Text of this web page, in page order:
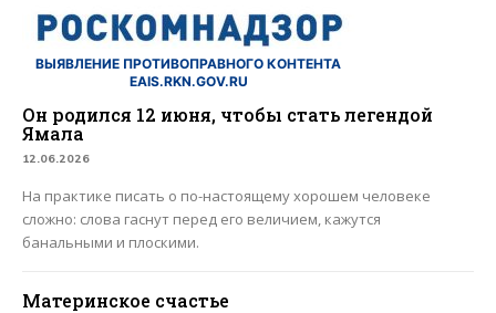
ВЫЯВЛЕНИЕ ПРОТИВОПРАВНОГО КОНТЕНТА
EAIS.RKN.GOV.RU
Он родился 12 июня, чтобы стать легендой
Ямала
12.06.2026
На практике писать о по-настоящему хорошем человеке
сложно: слова гаснут перед его величием, кажутся
банальными и плоскими.
Материнское счастье